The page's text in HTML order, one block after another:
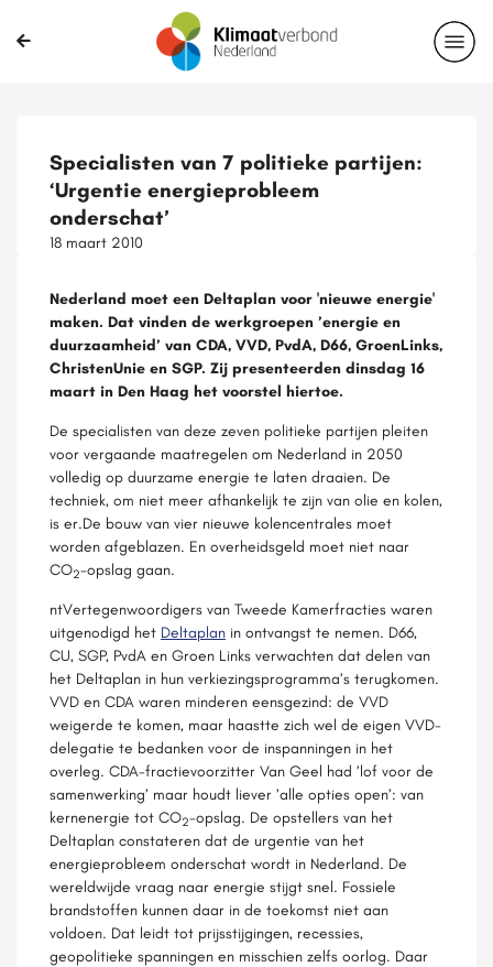
Specialisten van 7 politieke partijen:
‘Urgentie energieprobleem
onderschat’
18 maart 2010
Nederland moet een Deltaplan voor 'nieuwe energie'
maken. Dat vinden de werkgroepen ’energie en
duurzaamheid’ van CDA, VVD, PvdA, D66, GroenLinks,
ChristenUnie en SGP. Zij presenteerden dinsdag 16
maart in Den Haag het voorstel hiertoe.
De specialisten van deze zeven politieke partijen pleiten
voor vergaande maatregelen om Nederland in 2050
volledig op duurzame energie te laten draaien. De
techniek, om niet meer afhankelijk te zijn van olie en kolen,
is er.De bouw van vier nieuwe kolencentrales moet
worden afgeblazen. En overheidsgeld moet niet naar
CO2-opslag gaan.
ntVertegenwoordigers van Tweede Kamerfracties waren
uitgenodigd het Deltaplan in ontvangst te nemen. D66,
CU, SGP, PvdA en Groen Links verwachten dat delen van
het Deltaplan in hun verkiezingsprogramma’s terugkomen.
VVD en CDA waren minderen eensgezind: de VVD
weigerde te komen, maar haastte zich wel de eigen VVD-
delegatie te bedanken voor de inspanningen in het
overleg. CDA-fractievoorzitter Van Geel had ’lof voor de
samenwerking’ maar houdt liever ’alle opties open’: van
kernenergie tot CO2-opslag. De opstellers van het
Deltaplan constateren dat de urgentie van het
energieprobleem onderschat wordt in Nederland. De
wereldwijde vraag naar energie stijgt snel. Fossiele
brandstoffen kunnen daar in de toekomst niet aan
voldoen. Dat leidt tot prijsstijgingen, recessies,
geopolitieke spanningen en misschien zelfs oorlog. Daar